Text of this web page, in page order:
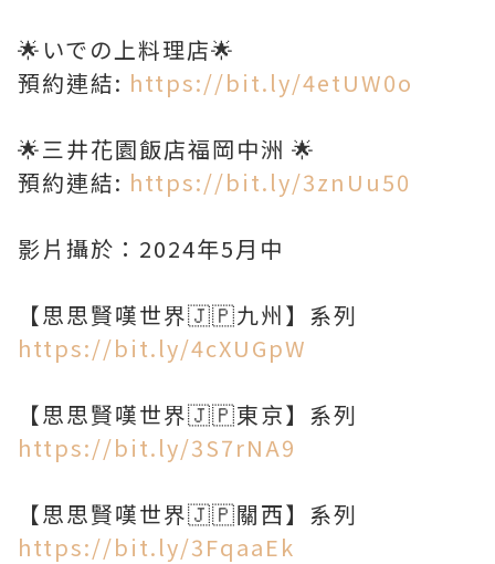
🌟いでの上料理店🌟
預約連結: https://bit.ly/4etUW0o
🌟三井花園飯店福岡中洲 🌟
預約連結: https://bit.ly/3znUu50
影片攝於：2024年5月中
https://bit.ly/4cXUGpW
https://bit.ly/3S7rNA9
https://bit.ly/3FqaaEk